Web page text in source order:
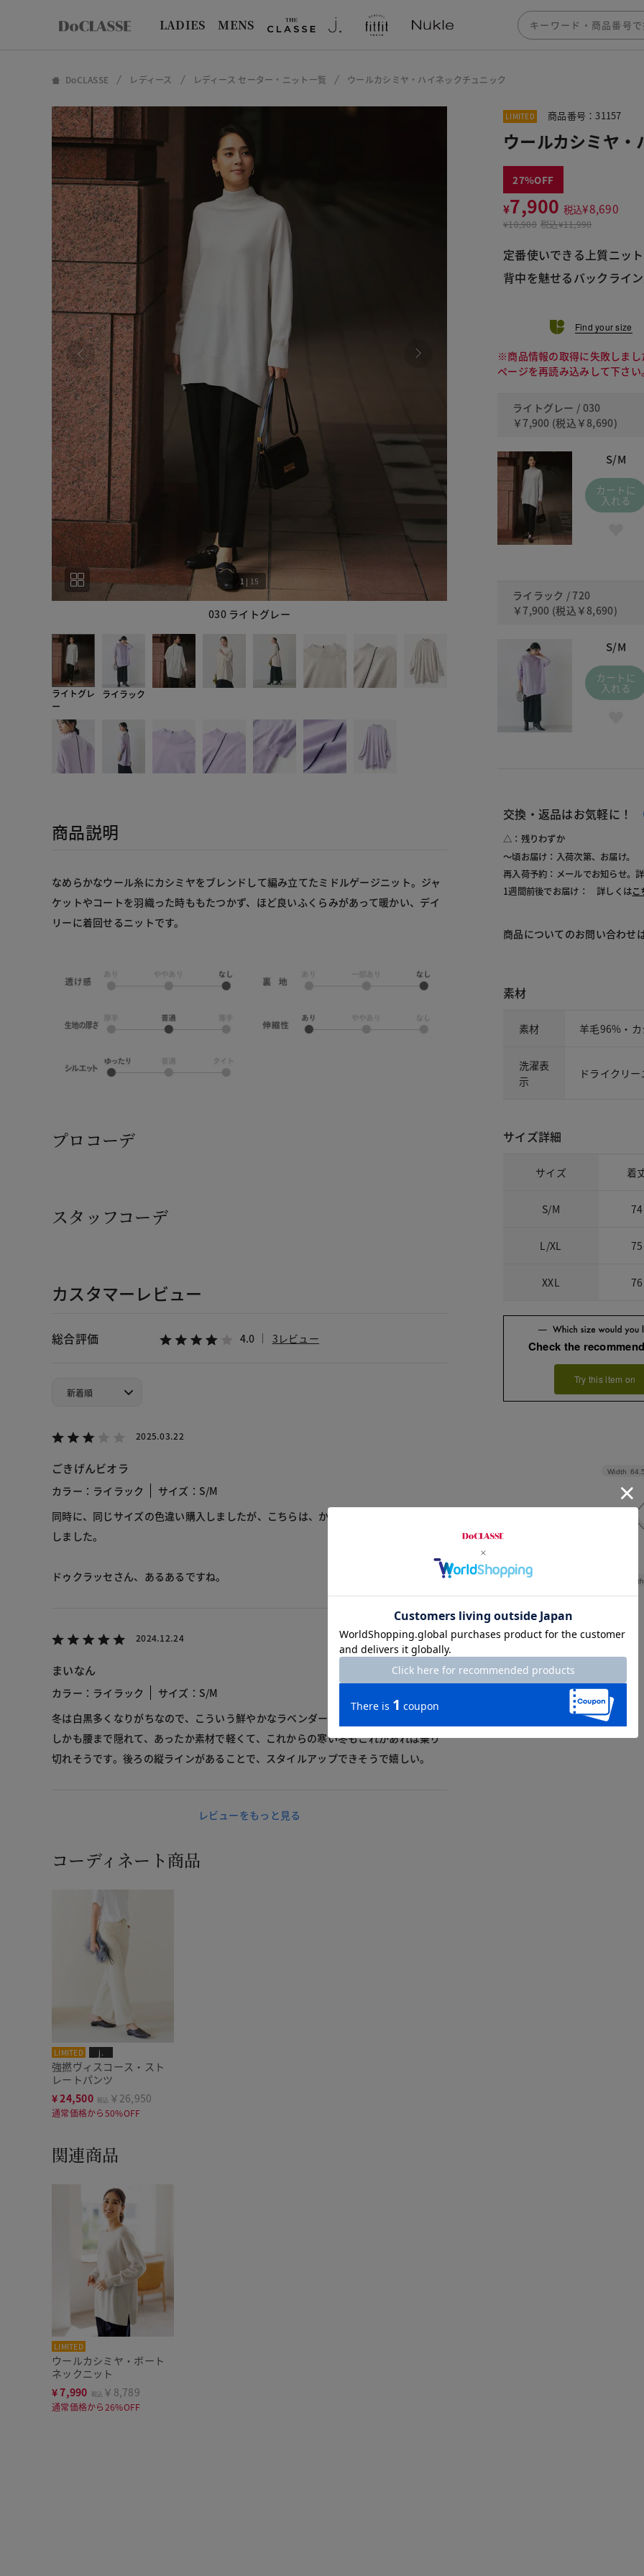
LADIES MENS
DoCLASSE レディース レディース セーター・ニット一覧 ウールカシミヤ・ハイネックチュニック
030 ライトグレー 720 ラ
1 | 15
ライトグレ
ー
ライラック
商品説明
なめらかなウール糸にカシミヤをブレンドして編み立てたミドルゲージニット。ジャ
ケットやコートを羽織った時ももたつかず、ほど良いふくらみがあって暖かい、デイ
リーに着回せるニットです。
プロコーデ
スタッフコーデ
カスタマーレビュー
総合評価 4.0 3レビュー
2025.03.22
ごきげんビオラ
カラー：ライラック
サイズ：S/M
同時に、同じサイズの色違い購入しましたが、こちらは、かなりゆったりなので返品
しました。
ドゥクラッセさん、あるあるですね。
2024.12.24
まいなん
カラー：ライラック
サイズ：S/M
冬は白黒多くなりがちなので、こういう鮮やかなラベンダーはまさに探していた色！
しかも腰まで隠れて、あったか素材で軽くて、これからの寒い冬もこれがあれば乗り
切れそうです。後ろの縦ラインがあることで、スタイルアップできそうで嬉しい。
レビューをもっと見る
コーディネート商品
LIMITED j.
強撚ヴィスコース・スト
レートパンツ
¥24,500 税込 ￥26,950
通常価格から50%OFF
関連商品
LIMITED
ウールカシミヤ・ボート
ネックニット
¥7,990 税込 ￥8,789
通常価格から26%OFF
LIMITED 商品番号：31157
ウールカシミヤ
27
¥7,900 税込¥8,690
¥10,900 税込¥11,990
定番使いできる上質ニッ
背中を魅せるバックライ
Find your size
※商品情報の取得に失敗しまし
ページを再読み込みして下さい。
ライトグレー / 030
￥7,900 (税込 ￥8,690)
S/M
カートに
入れる
ライラック / 720
￥7,900 (税込 ￥8,690)
S/M
カートに
入れる
交換・返品はお気軽に！
△：残りわずか
～頃お届け：入荷次第、お届け。
再入荷予約：メールでお知らせ。
1週間前後でお届け： 詳しくはこ
商品についてのお問い合わせ
素材
素材 羊毛96%・
洗濯表
示
ドライクリー
サイズ詳細
サイズ 着
S/M 74
L/XL 75
XXL 76
Check the
Try this item on
Length
Width